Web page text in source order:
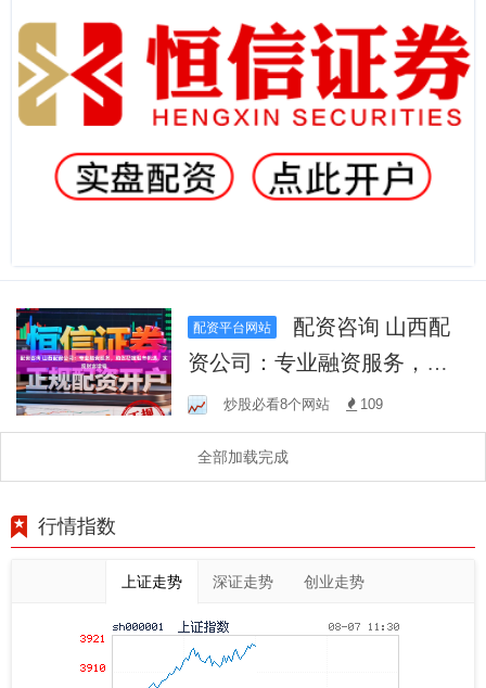
配资平台网站
资公司：专业融资服务，助
您把握股市机遇，实现财富
增值
炒股必看8个网站 109
全部加载完成
行情指数
上证走势 深证走势 创业走势